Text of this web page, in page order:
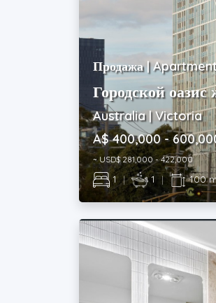
Продажа |
Городской оазис
Australia | Victoria
A$ 400,000 -
~ USD$ 281,000 - 422,000
1 | 1 | 100